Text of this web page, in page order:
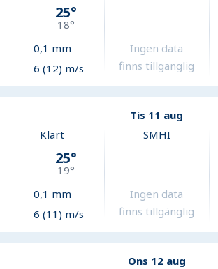
25°
18°
0,1 mm
6 (12) m/s
Ingen data
finns tillgänglig
Tis 11 aug
Klart
25°
19°
0,1 mm
6 (11) m/s
SMHI
Ingen data
finns tillgänglig
Ons 12 aug